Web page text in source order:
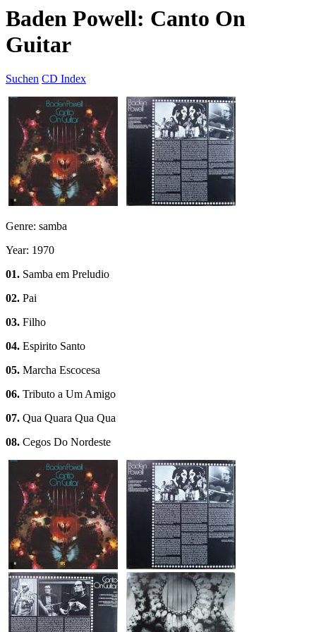
Baden Powell: Canto On
Guitar
Suchen CD Index
Genre: samba
Year: 1970
01. Samba em Preludio
02. Pai
03. Filho
04. Espirito Santo
05. Marcha Escocesa
06. Tributo a Um Amigo
07. Qua Quara Qua Qua
08. Cegos Do Nordeste